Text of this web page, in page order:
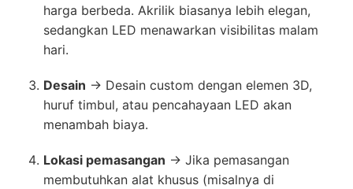
harga berbeda. Akrilik biasanya lebih elegan,
sedangkan LED menawarkan visibilitas malam
hari.
Desain → Desain custom dengan elemen 3D,
huruf timbul, atau pencahayaan LED akan
menambah biaya.
Lokasi pemasangan → Jika pemasangan
membutuhkan alat khusus (misalnya di